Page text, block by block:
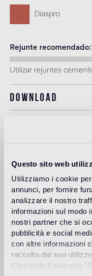
Questo sito web
Utilizziamo i cookie
annunci, per fornire
analizzare il nostro
informazioni sul modo
nostri partner che si
pubblicità e social
con altre informazioni
raccolto dal suo
Cliccando il pulsante
Diaspro
Rejunte recomendado
Utilizar rejuntes
Download
studio
The Bisazza Design
company that plays an
stylistic identity of the
designers collaborating
new collections, it
product range with